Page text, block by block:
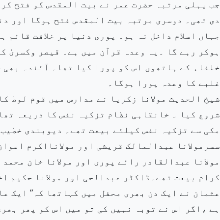
جب پہلی مرتبہ حضرت عمر نے بیت المقدس کو فتح
دی تھی۔ دوسری مرتبہ بیت المقدس فتح ہوگا اور
جہاں اسلام داخل نہ ہو۔ پوری دنیا پر خلافت
ہوکر رہے گا ۔یہ وعدہ قرآن میں ہے۔ قیصر
خلفاء کے ہاتھوں اس کو پورا کیا تھا۔ آئندہ
غلبے کا وعدہ پورا ہوگا۔
شیخ الحدیث مولانا زکریا نے مدارس میں قوم لوط
شروع کیا ۔ خانقاہی نظام تزکیہ نفس کا ذریعہ
مکی سے تزکیہ نفس کیلئے بیعت تھے۔ دیوبندی
سسرمولانا عبدالمالک قریشی اور مولانااکرم
مولانا عبدالقادر رائے پوری اور مولانا خان
کرام بیعت تھے۔ڈاکٹر عبدالحی اور مولانا حکیم
عثمان نے ایک دن بھری محفل میں کہاتھا کہ” ایک
ہے ،اگر اس نے توبہ نہیں کی تو میں اس کو پھر